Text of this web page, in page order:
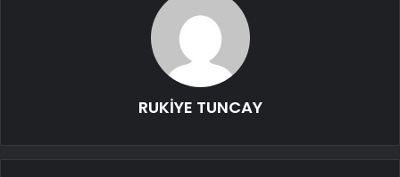
RUKİYE TUNCAY